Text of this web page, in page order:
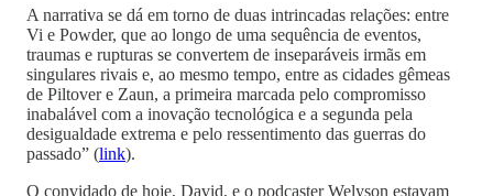
A narrativa se dá em torno de duas intrincadas relações: entre
Vi e Powder, que ao longo de uma sequência de eventos,
traumas e rupturas se convertem de inseparáveis irmãs em
singulares rivais e, ao mesmo tempo, entre as cidades gêmeas
de Piltover e Zaun, a primeira marcada pelo compromisso
inabalável com a inovação tecnológica e a segunda pela
desigualdade extrema e pelo ressentimento das guerras do
passado” (link).
O convidado de hoje, David, e o podcaster Welyson estavam